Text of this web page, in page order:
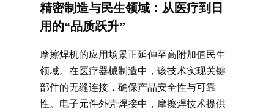
精密制造与民生领域：从医疗到日
用的“品质跃升”
摩擦焊机的应用场景正延伸至高附加值民生
领域。在医疗器械制造中，该技术实现关键
部件的无缝连接，确保产品安全性与可靠
性。电子元件外壳焊接中，摩擦焊技术提供